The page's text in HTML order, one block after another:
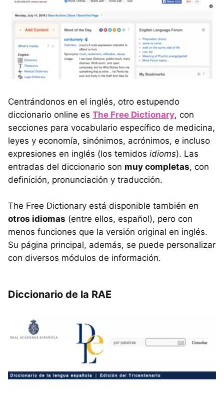
Centrándonos en el inglés, otro estupendo
diccionario online es The Free Dictionary, con
secciones para vocabulario específico de medicina,
leyes y economía, sinónimos, acrónimos, e incluso
expresiones en inglés (los temidos idioms). Las
entradas del diccionario son muy completas, con
definición, pronunciación y traducción.
The Free Dictionary está disponible también en
otros idiomas (entre ellos, español), pero con
menos funciones que la versión original en inglés.
Su página principal, además, se puede personalizar
con diversos módulos de información.
Diccionario de la RAE